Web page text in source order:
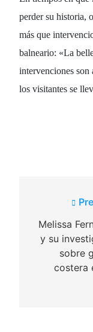
perder su historia,
más que
balneario: «La
intervenciones
los visitantes se
de
Melissa
y su
sobre
costera